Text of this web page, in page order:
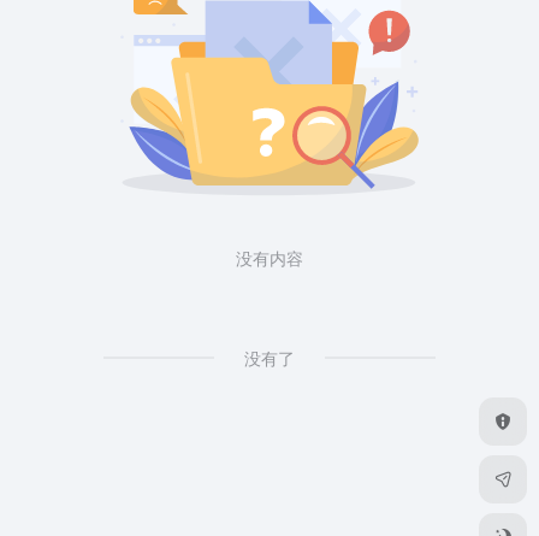
没有内容
没有了